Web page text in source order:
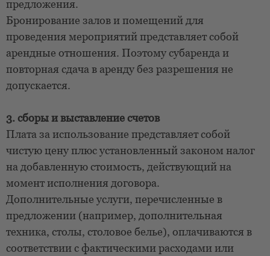
предложения.
Бронирование залов и помещений для
проведения мероприятий представляет собой
арендные отношения. Поэтому субаренда и
повторная сдача в аренду без разрешения не
допускается.
3. сборы и выставление счетов
Плата за использование представляет собой
чистую цену плюс установленный законом налог
на добавленную стоимость, действующий на
момент исполнения договора.
Дополнительные услуги, перечисленные в
предложении (например, дополнительная
техника, столы, столовое белье), оплачиваются в
соответствии с фактическими расходами или